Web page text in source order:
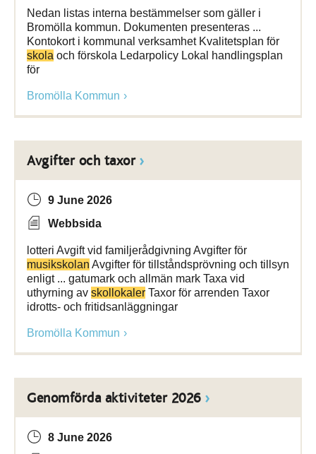
Nedan listas interna bestämmelser som gäller i
Bromölla kommun. Dokumenten presenteras ...
Kontokort i kommunal verksamhet Kvalitetsplan för
skola och förskola Ledarpolicy Lokal handlingsplan
för
Bromölla Kommun
Avgifter och taxor
9 June 2026
Webbsida
lotteri Avgift vid familjerådgivning Avgifter för
musikskolan Avgifter för tillståndsprövning och tillsyn
enligt ... gatumark och allmän mark Taxa vid
uthyrning av skollokaler Taxor för arrenden Taxor
idrotts- och fritidsanläggningar
Bromölla Kommun
Genomförda aktiviteter 2026
8 June 2026